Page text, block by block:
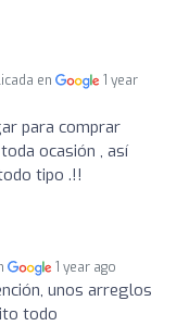
en
1 year
para comprar
ocasión , así
tipo .!!
1 year ago
unos arreglos
todo